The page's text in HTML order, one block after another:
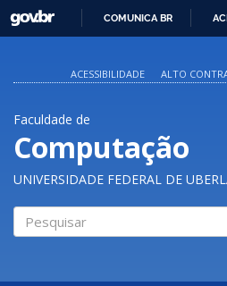
O
GOVBR
COMUNICA BR
ACESSIBILIDADE
ALTO
Faculdade de
Computação
UNIVERSIDADE FEDERAL DE